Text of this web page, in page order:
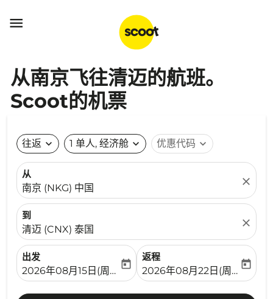

从南京飞往清迈的航班。
Scoot的机票
往返 expand_more 1 单人, 经济舱 expand_more 优惠代码 expand_more
从
南京 (NKG) 中国
close
到
清迈 (CNX) 泰国
close
出发
fc-booking-departure-date-aria-label
2026年08月15日(周六)
today
返程
fc-booking-return-date-
2026年08月22日(周六)
today